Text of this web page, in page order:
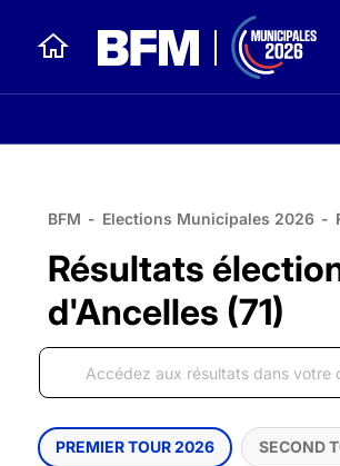
BFM - Elections Municipales 2026 -
Résultats
d'Ancelles (71)
PREMIER TOUR 2026 SECOND